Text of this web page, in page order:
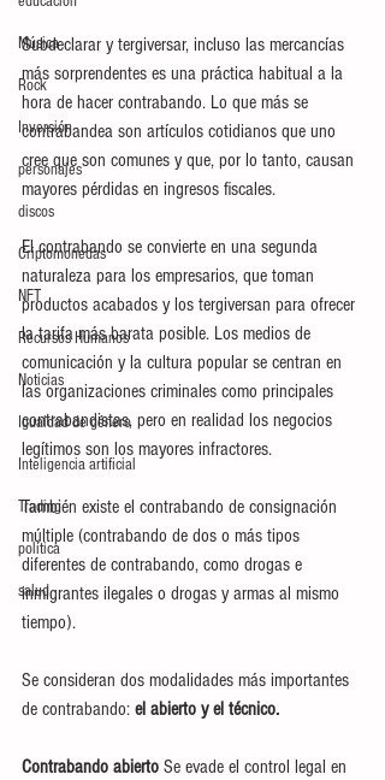
Música
Rock
Inversión
personajes
discos
Criptomonedas
NFT
Recursos Humanos
Noticias
Igualdad de género
Inteligencia artificial
Trading
política
salud
Subdeclarar y tergiversar, incluso las mercancías
más sorprendentes es una práctica habitual a la
hora de hacer contrabando. Lo que más se
contrabandea son artículos cotidianos que uno
cree que son comunes y que, por lo tanto, causan
mayores pérdidas en ingresos fiscales.
El contrabando se convierte en una segunda
naturaleza para los empresarios, que toman
productos acabados y los tergiversan para ofrecer
la tarifa más barata posible. Los medios de
comunicación y la cultura popular se centran en
las organizaciones criminales como principales
contrabandistas, pero en realidad los negocios
legítimos son los mayores infractores.
También existe el contrabando de consignación
múltiple (contrabando de dos o más tipos
diferentes de contrabando, como drogas e
inmigrantes ilegales o drogas y armas al mismo
tiempo).
Se consideran dos modalidades más importantes
de contrabando: el abierto y el técnico.
Contrabando abierto Se evade el control legal en